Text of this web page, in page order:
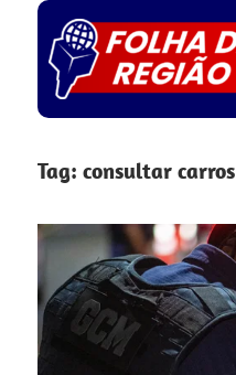
Skip
to
content
Folha
da
Região
Tag: consultar carros